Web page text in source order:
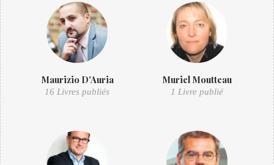
Maurizio D'Auria
16 Livres publiés
Muriel Moutteau
1 Livre publié